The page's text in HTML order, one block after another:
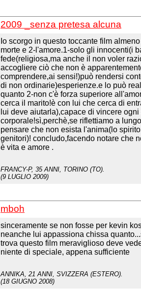
2009 _senza pretesa alcuna
Io scorgo in questo toccante film
morte e 2-l'amore.1-solo gli innocenti(i
fede(religiosa,ma anche il non voler
accogliere ciò che non è
comprendere,ai sensi!)può rendersi
di non ordinarie)esperienze.e lo può
quanto 2-non c'è forza superiore
cerca il marito!è con lui che cerca di
lui deve aiutarla),capace di vincere
corporale!sì,perchè,se riflettiamo a
pensare che non esista l'anima(lo
genitori)! concludo,facendo notare che
è vita e amore .
FRANCY-P, 35 ANNI, TORINO (TO).
(9 LUGLIO 2009)
mboh
sinceramente se non fosse per kevin
neanche lui appassiona chissa
trova questo film meraviglioso deve
niente di speciale, appena sufficiente
ANNIKA , 21 ANNI, SVIZZERA (ESTERO).
(18 GIUGNO 2008)